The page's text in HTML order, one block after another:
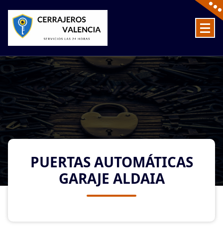
content
PUERTAS AUTOMÁTICAS
GARAJE ALDAIA